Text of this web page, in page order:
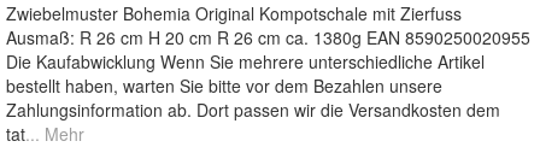
Zwiebelmuster Bohemia Original Kompotschale mit Zierfuss
Ausmaß: R 26 cm H 20 cm R 26 cm ca. 1380g EAN 8590250020955
Die Kaufabwicklung Wenn Sie mehrere unterschiedliche Artikel
bestellt haben, warten Sie bitte vor dem Bezahlen unsere
Zahlungsinformation ab. Dort passen wir die Versandkosten dem
tat... Mehr